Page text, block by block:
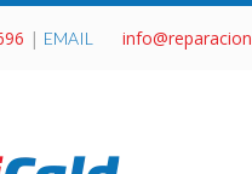
| EMAIL